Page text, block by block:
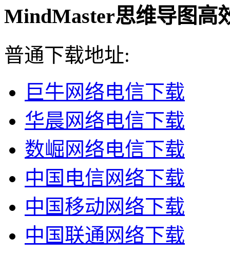
MindMaster思维导图高
普通下载地址:
巨牛网络电信下载
华晨网络电信下载
数崛网络电信下载
中国电信网络下载
中国移动网络下载
中国联通网络下载